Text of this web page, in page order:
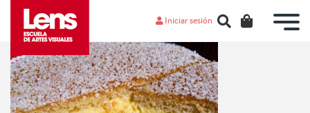
Iniciar sesión